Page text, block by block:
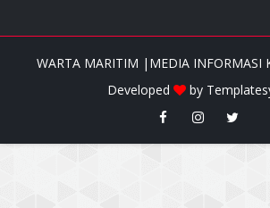
WARTA MARITIM |MEDIA INFORMASI
Developed
by